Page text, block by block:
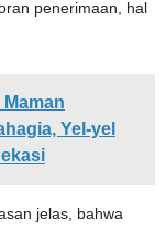
penerimaan, hal
Yel-yel
jelas, bahwa